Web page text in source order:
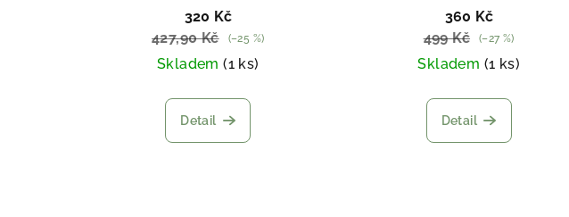
320 Kč
427,90 Kč
(–25 %)
Skladem(1 ks)
Detail
360 Kč
499 Kč
(–27 %)
Skladem (1 ks)
Detail